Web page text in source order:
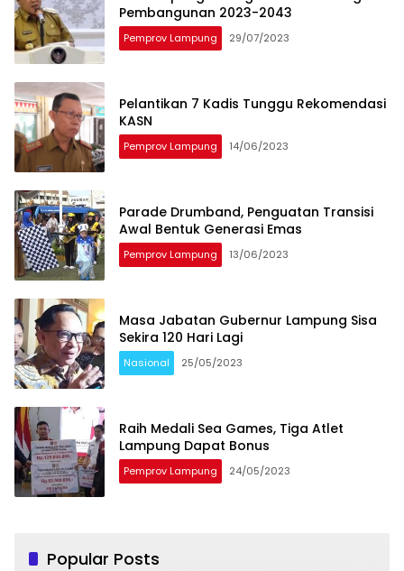
Pembangunan 2023-2043
Pemprov Lampung 29/07/2023
Pelantikan 7 Kadis Tunggu Rekomendasi
KASN
Pemprov Lampung 14/06/2023
Parade Drumband, Penguatan Transisi
Awal Bentuk Generasi Emas
Pemprov Lampung 13/06/2023
Masa Jabatan Gubernur Lampung Sisa
Sekira 120 Hari Lagi
Nasional 25/05/2023
Raih Medali Sea Games, Tiga Atlet
Lampung Dapat Bonus
Pemprov Lampung 24/05/2023
Popular Posts